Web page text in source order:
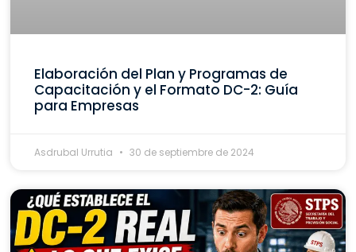
Elaboración del Plan y Programas de
Capacitación y el Formato DC-2: Guía
para Empresas
Asdrubal Urrutia 30 de septiembre de 2024